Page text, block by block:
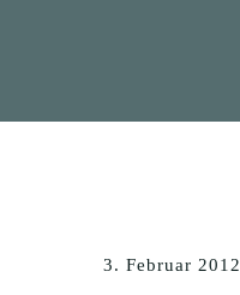
3. Februar 2012